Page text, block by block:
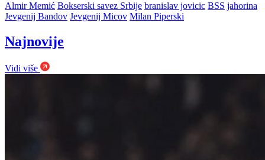
Almir Memić Bokserski savez Srbije branislav jovicic BSS jahorina
Jevgenij Bandov Jevgenij Micov Milan Piperski
Najnovije
Vidi više